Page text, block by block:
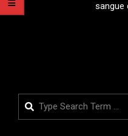
sangue
Search